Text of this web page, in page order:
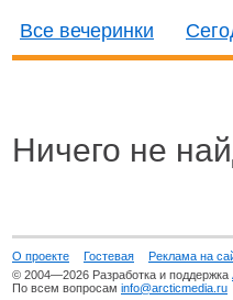
Все вечеринки
Ничего не
О проекте Гостевая
Реклама на
© 2004—2026 Разработка и поддержка
По всем вопросам info@arcticmedia.ru